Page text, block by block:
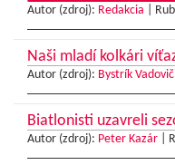
Autor (zdroj): Redakcia
Naši mladí kolkári
Autor (zdroj): Bystrík Vadovič
Biatlonisti uzavreli
Autor (zdroj): Peter Kazár